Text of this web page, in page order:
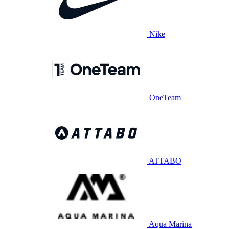
Nike
OneTeam
ATTABO
Aqua Marina